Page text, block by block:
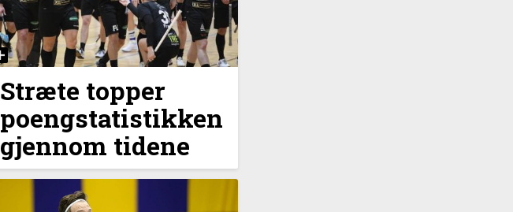
Stræte topper
poengstatistikken
gjennom tidene